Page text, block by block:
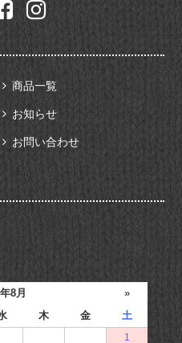
商品一覧
お知らせ
お問い合わせ